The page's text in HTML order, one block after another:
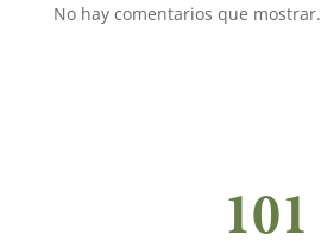
No hay comentarios que mostrar.
101